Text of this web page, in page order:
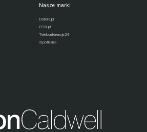
Nasze marki
Datera.pl
FCN.pl
Telekonferencje24
iSpotkania